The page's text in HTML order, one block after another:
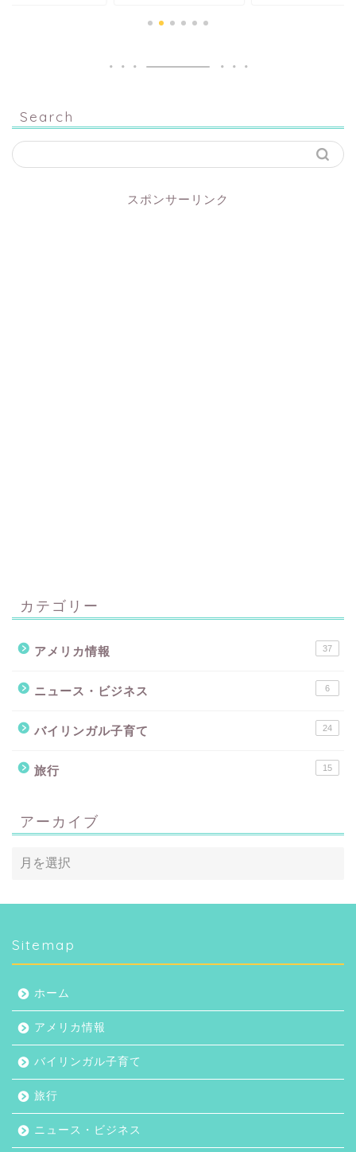
Search
スポンサーリンク
カテゴリー
アメリカ情報 37
ニュース・ビジネス 6
バイリンガル子育て 24
旅行 15
アーカイブ
Sitemap
ホーム
アメリカ情報
バイリンガル子育て
旅行
ニュース・ビジネス